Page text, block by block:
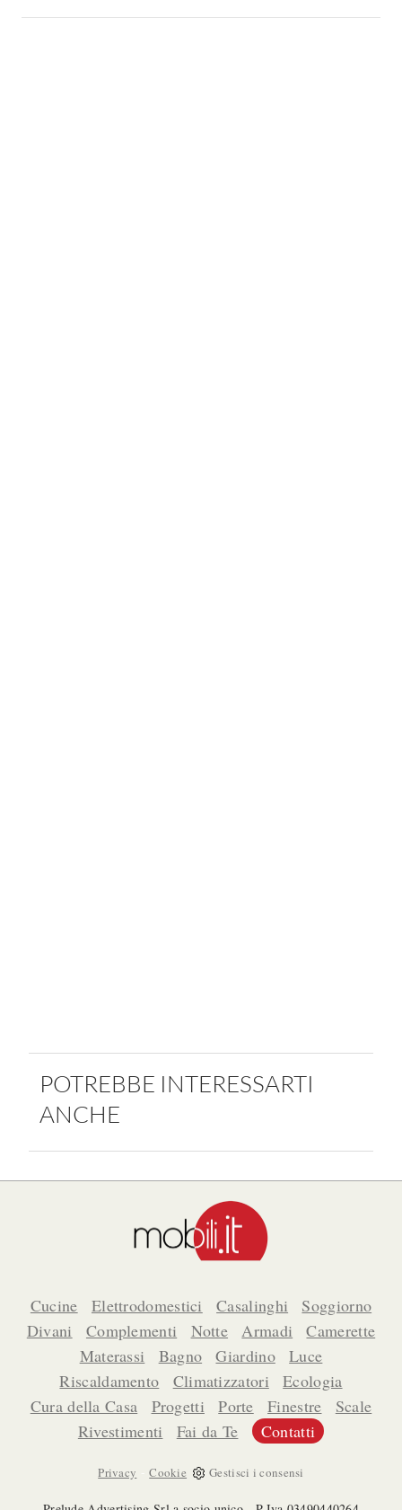
POTREBBE INTERESSARTI
ANCHE
Cucine Elettrodomestici Casalinghi
Soggiorno
Divani
Complementi Notte Armadi
Camerette
Materassi
Bagno Giardino
Luce
Riscaldamento
Climatizzatori
Ecologia
Cura della Casa
Progetti Porte Finestre
Scale
Rivestimenti
Fai da Te Contatti
Privacy -Cookie Gestisci i consensi